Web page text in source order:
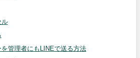
ル
管理者にもLINEで送る方法